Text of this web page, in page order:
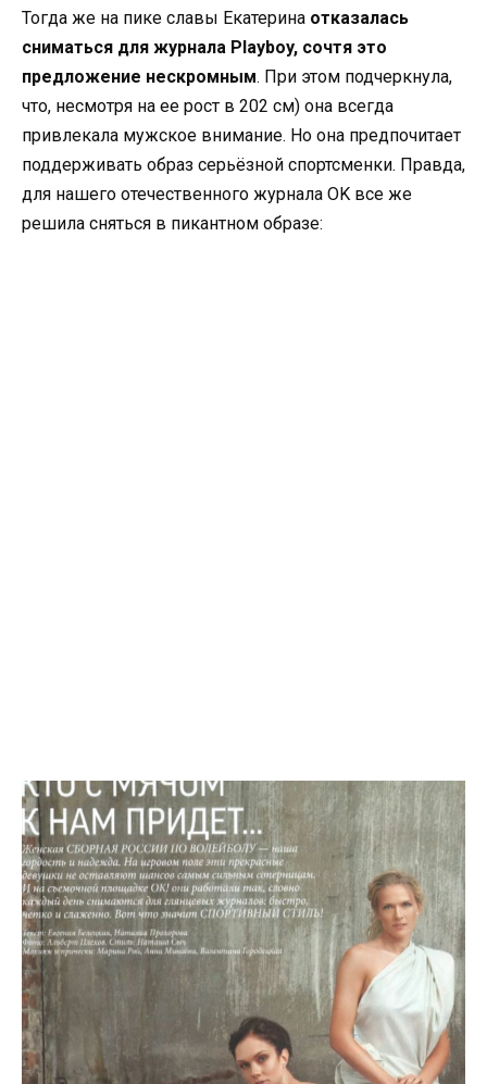
Тогда же на пике славы Екатерина отказалась
сниматься для журнала Playboy, сочтя это
предложение нескромным. При этом подчеркнула,
что, несмотря на ее рост в 202 см) она всегда
привлекала мужское внимание. Но она предпочитает
поддерживать образ серьёзной спортсменки. Правда,
для нашего отечественного журнала OK все же
решила сняться в пикантном образе: